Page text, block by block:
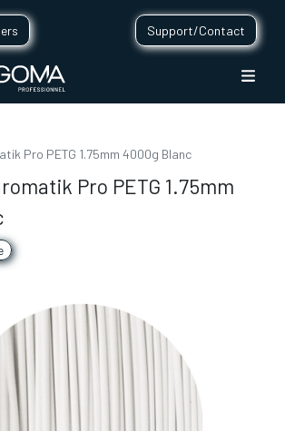
Support/Contact
Pro PETG 1.75mm 4000g Blanc
Pro PETG 1.75mm